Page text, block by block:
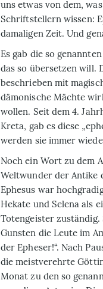
uns etwas von dem,
Schriftstellern wissen:
damaligen Zeit. Und
Es gab die so
das so übersetzen will.
beschrieben mit
dämonische Mächte
wollen. Seit dem 4.
Kreta, gab es diese
werden sie immer
Noch ein Wort zu dem
Weltwunder der Antike
Ephesus war
Hekate und Selena als
Totengeister zuständig.
Gunsten die Leute im
der Epheser!“. Nach
die meistverehrte
Monat zu den so